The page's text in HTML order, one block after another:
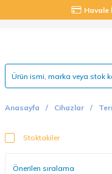
Havale
Anasayfa Cihazlar
Stoktakiler